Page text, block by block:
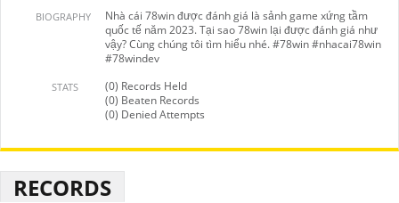
BIOGRAPHY
Nhà cái 78win được đánh giá là sảnh game xứng tầm
quốc tế năm 2023. Tại sao 78win lại được đánh giá như
vậy? Cùng chúng tôi tìm hiểu nhé. #78win #nhacai78win
#78windev
STATS
(0) Records Held
(0) Beaten Records
(0) Denied Attempts
RECORDS